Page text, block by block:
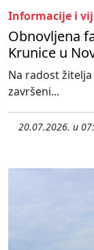
Informacije i
Obnovljena
Krunice u
Na radost
završeni...
20.07.2026. u